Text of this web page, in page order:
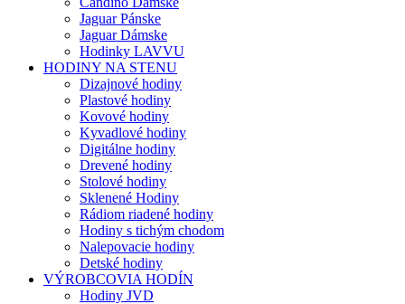
Jaguar Pánske
Jaguar Dámske
Hodinky LAVVU
HODINY NA STENU
Dizajnové hodiny
Plastové hodiny
Kovové hodiny
Kyvadlové hodiny
Digitálne hodiny
Drevené hodiny
Stolové hodiny
Sklenené Hodiny
Rádiom riadené hodiny
Hodiny s tichým chodom
Nalepovacie hodiny
Detské hodiny
VÝROBCOVIA HODÍN
Hodiny JVD